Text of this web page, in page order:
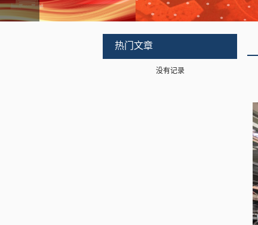
热门文章
没有记录